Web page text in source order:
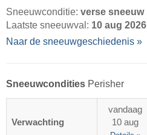
Sneeuwconditie: verse sneeuw
Laatste sneeuwval: 10 aug 2026
Naar de sneeuwgeschiedenis »
Sneeuwcondities Perisher
Verwachting
vandaag
10 aug